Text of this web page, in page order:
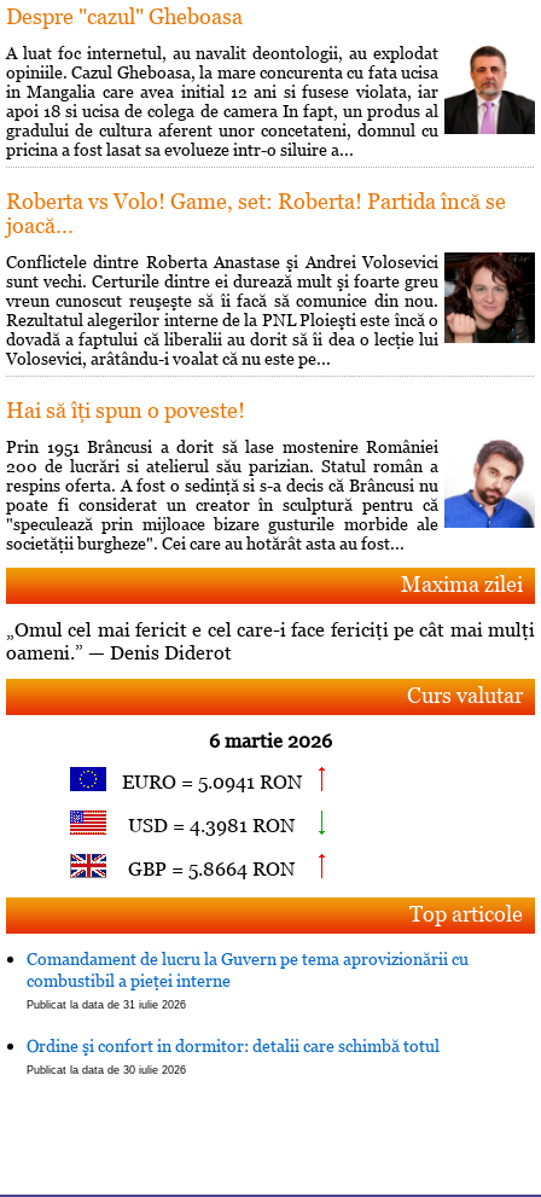
Despre "cazul" Gheboasa
A luat foc internetul, au navalit deontologii, au explodat
opiniile. Cazul Gheboasa, la mare concurenta cu fata ucisa
in Mangalia care avea initial 12 ani si fusese violata, iar
apoi 18 si ucisa de colega de camera In fapt, un produs al
gradului de cultura aferent unor concetateni, domnul cu
pricina a fost lasat sa evolueze intr-o siluire a...
Roberta vs Volo! Game, set: Roberta! Partida încă se
joacă...
Conflictele dintre Roberta Anastase şi Andrei Volosevici
sunt vechi. Certurile dintre ei durează mult şi foarte greu
vreun cunoscut reuşeşte să îi facă să comunice din nou.
Rezultatul alegerilor interne de la PNL Ploieşti este încă o
dovadă a faptului că liberalii au dorit să îi dea o lecţie lui
Volosevici, arâtându-i voalat că nu este pe...
Hai să îţi spun o poveste!
Prin 1951 Brâncusi a dorit să lase mostenire României
200 de lucrări si atelierul său parizian. Statul român a
respins oferta. A fost o sedinţă si s-a decis că Brâncusi nu
poate fi considerat un creator în sculptură pentru că
"speculează prin mijloace bizare gusturile morbide ale
societăţii burgheze". Cei care au hotărât asta au fost...
Maxima zilei
„Omul cel mai fericit e cel care-i face fericiţi pe cât mai mulţi
oameni.” — Denis Diderot
Curs valutar
6 martie 2026
EURO = 5.0941 RON
USD = 4.3981 RON
GBP = 5.8664 RON
Top articole
Comandament de lucru la Guvern pe tema aprovizionării cu
combustibil a pieţei interne
Publicat la data de 31 iulie 2026
Ordine şi confort in dormitor: detalii care schimbă totul
Publicat la data de 30 iulie 2026